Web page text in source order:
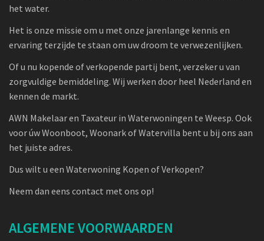
het water.
Het is onze missie om u met onze jarenlange kennis en
ervaring terzijde te staan om uw droom te verwezenlijken.
Of u nu kopende of verkopende partij bent, verzeker u van
zorgvuldige bemiddeling. Wij werken door heel Nederland en
kennen de markt.
AWN Makelaar en Taxateur in Waterwoningen te Weesp. Ook
voor úw Woonboot, Woonark of Watervilla bent u bij ons aan
het juiste adres.
Dus wilt u een Waterwoning Kopen of Verkopen?
Neem dan eens contact met ons op!
ALGEMENE VOORWAARDEN